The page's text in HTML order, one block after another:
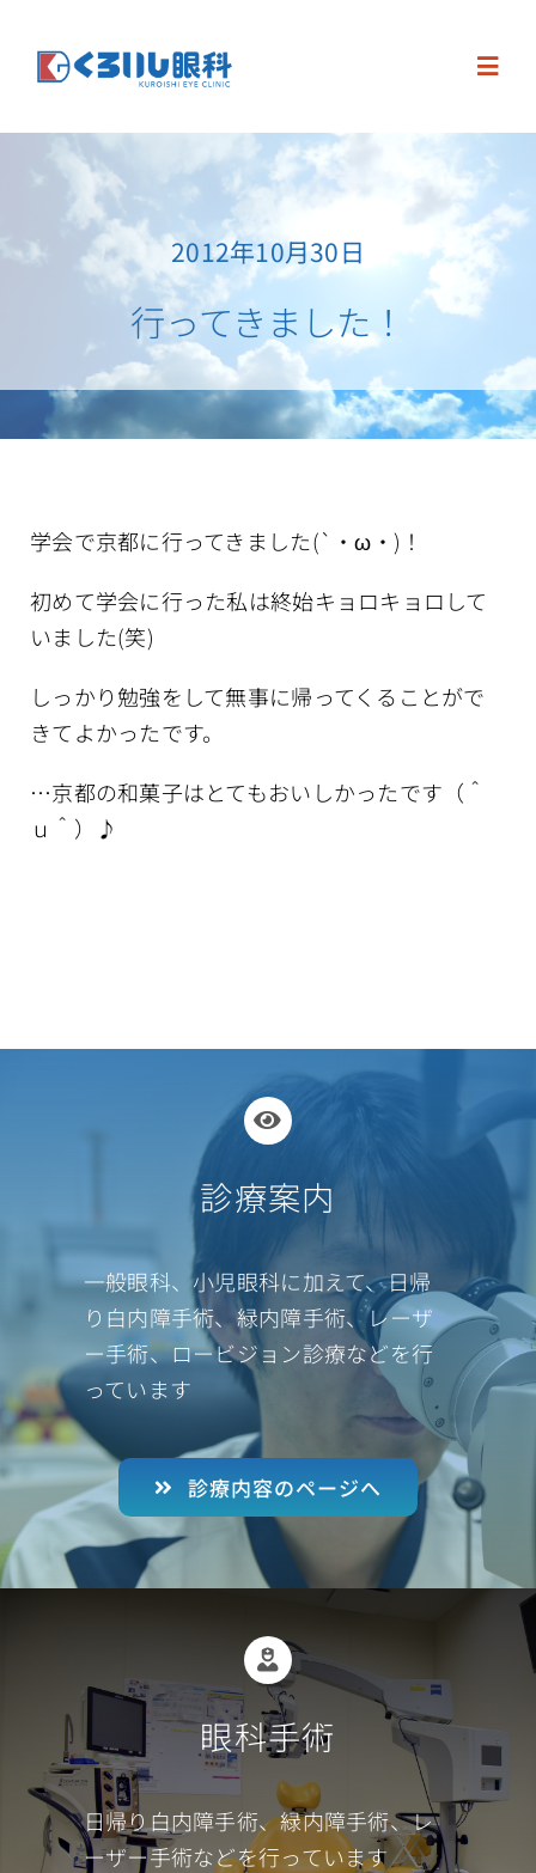
content
Home
お知らせ・求人
眼科手術
医師紹介
クリニック案内
Blog
2012年10月30日
行ってきました！
学会で京都に行ってきました(`・ω・)！
初めて学会に行った私は終始キョロキョロして
いました(笑)
しっかり勉強をして無事に帰ってくることがで
きてよかったです。
…京都の和菓子はとてもおいしかったです（＾
ｕ＾）♪
診療案内
一般眼科、小児眼科に加えて、日帰
り白内障手術、緑内障手術、レーザ
ー手術、ロービジョン診療などを行
っています
診療内容のページへ
眼科手術
日帰り白内障手術、緑内障手術、レ
ーザー手術などを行っています